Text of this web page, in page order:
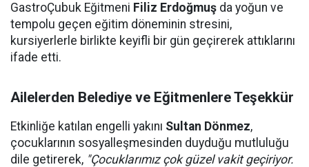
GastroÇubuk Eğitmeni Filiz Erdoğmuş da yoğun ve
tempolu geçen eğitim döneminin stresini,
kursiyerlerle birlikte keyifli bir gün geçirerek attıklarını
ifade etti.
Ailelerden Belediye ve Eğitmenlere Teşekkür
Etkinliğe katılan engelli yakını Sultan Dönmez,
çocuklarının sosyalleşmesinden duyduğu mutluluğu
dile getirerek, "Çocuklarımız çok güzel vakit geçiriyor.